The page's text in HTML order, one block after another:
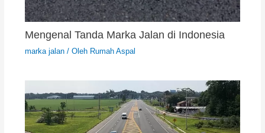
Mengenal Tanda Marka Jalan di Indonesia
marka jalan/ Oleh Rumah Aspal